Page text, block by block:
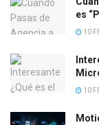
es
10
10